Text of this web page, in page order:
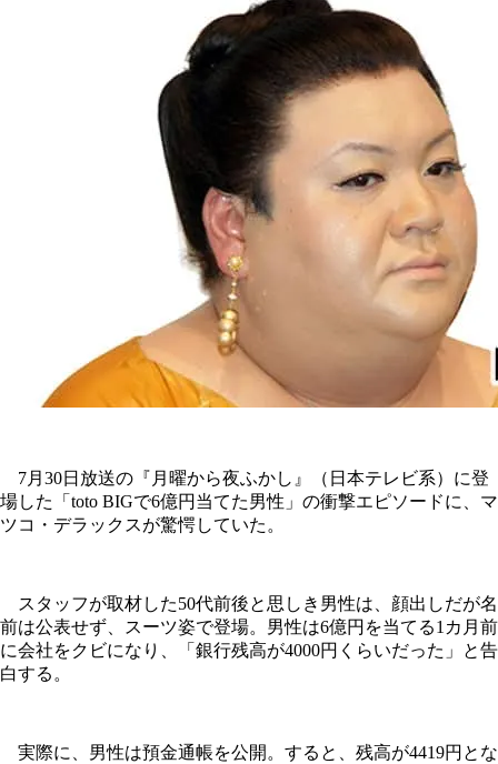
7月30日放送の『月曜から夜ふかし』（日本テレビ系）に登
場した「toto BIGで6億円当てた男性」の衝撃エピソードに、マ
ツコ・デラックスが驚愕していた。
スタッフが取材した50代前後と思しき男性は、顔出しだが名
前は公表せず、スーツ姿で登場。男性は6億円を当てる1カ月前
に会社をクビになり、「銀行残高が4000円くらいだった」と告
白する。
実際に、男性は預金通帳を公開。すると、残高が4419円とな